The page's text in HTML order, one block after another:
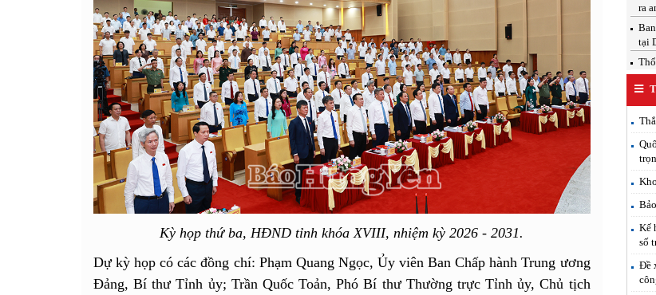
Kỳ họp thứ ba, HĐND tỉnh khóa XVIII, nhiệm kỳ 2026 - 2031.
Dự kỳ họp có các đồng chí: Phạm Quang Ngọc, Ủy viên Ban Chấp hành Trung ương
Đảng, Bí thư Tỉnh ủy; Trần Quốc Toản, Phó Bí thư Thường trực Tỉnh ủy, Chủ tịch
ra
tại
Kế
số
Đề